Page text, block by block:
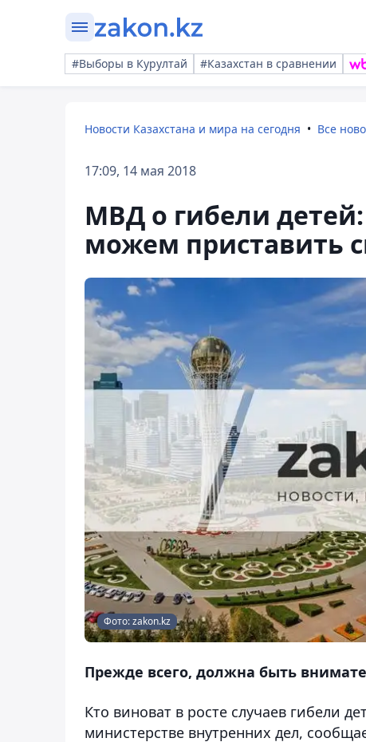
#Выборы в Курултай #Казахстан в сравнении
Новости Казахстана и мира на сегодня Все
17:09, 14 мая 2018
МВД о гибели
можем приставить
Фото: zakon.kz
Прежде всего, должна быть
Кто виноват в росте случаев гибели
министерстве внутренних дел,